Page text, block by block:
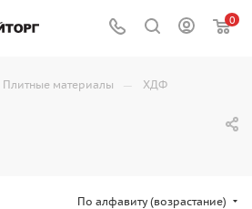
0
Плитные материалы — ХДФ
По алфавиту (возрастание)